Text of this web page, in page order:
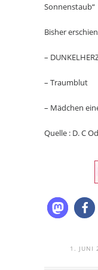
Sonnenstaub“
Bisher
–
– Traumblut
– Mädchen
Quelle : D. C
1. JUNI